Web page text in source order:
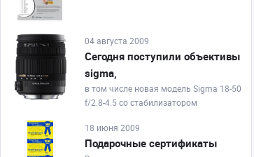
04 августа 2009
Cегодня поступили объективы
sigma,
в том числе новая модель Sigma 18-50
f/2.8-4.5 со стабилизатором
18 июня 2009
Подарочные сертификаты